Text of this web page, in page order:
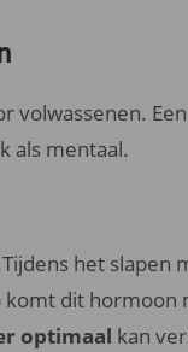
volwassenen.
als mentaal.
het slapen
komt dit hormoon
optimaal kan